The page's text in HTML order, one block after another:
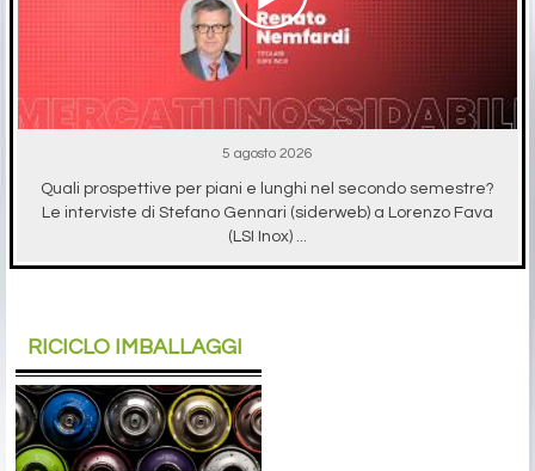
5 agosto 2026
Quali prospettive per piani e lunghi nel secondo semestre?
Le interviste di Stefano Gennari (siderweb) a Lorenzo Fava
(LSI Inox) ...
RICICLO IMBALLAGGI